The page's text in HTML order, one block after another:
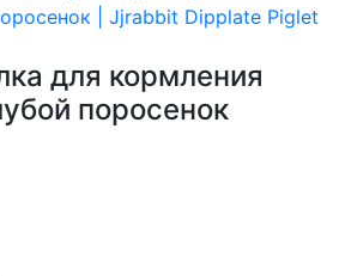
для кормления
поросенок